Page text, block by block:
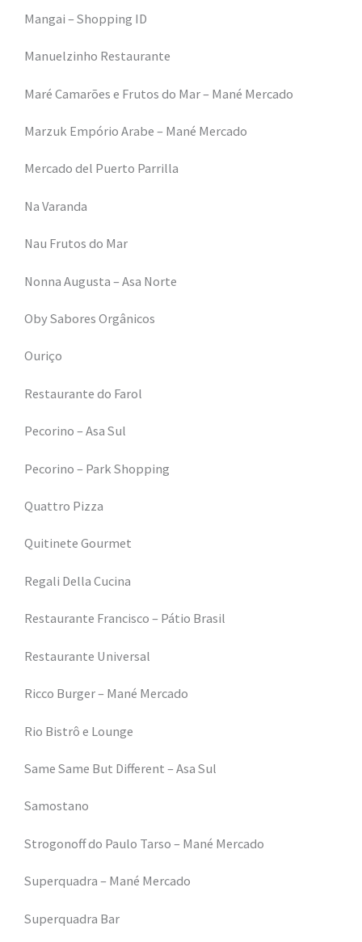
Mangai – Shopping ID
Manuelzinho Restaurante
Maré Camarões e Frutos do Mar – Mané Mercado
Marzuk Empório Arabe – Mané Mercado
Mercado del Puerto Parrilla
Na Varanda
Nau Frutos do Mar
Nonna Augusta – Asa Norte
Oby Sabores Orgânicos
Ouriço
Restaurante do Farol
Pecorino – Asa Sul
Pecorino – Park Shopping
Quattro Pizza
Quitinete Gourmet
Regali Della Cucina
Restaurante Francisco – Pátio Brasil
Restaurante Universal
Ricco Burger – Mané Mercado
Rio Bistrô e Lounge
Same Same But Different – Asa Sul
Samostano
Strogonoff do Paulo Tarso – Mané Mercado
Superquadra – Mané Mercado
Superquadra Bar